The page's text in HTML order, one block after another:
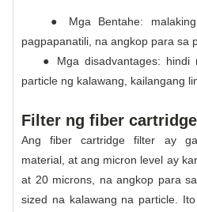
● Mga Bentahe: malaking
pagpapanatili, na angkop para sa
● Mga disadvantages: hindi
particle ng kalawang, kailangang
Filter ng fiber cartridge
Ang fiber cartridge filter ay
material, at ang micron level ay
at 20 microns, na angkop para
sized na kalawang na particle.